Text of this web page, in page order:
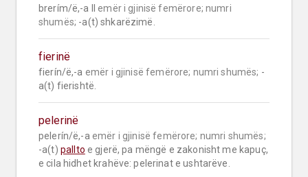
brerím/ë,-a II emër i gjinisë femërore; numri
shumës; -a(t) shkarëzimë.
fierinë
fierín/ë,-a emër i gjinisë femërore; numri shumës; -
a(t) fierishtë.
pelerinë
pelerín/ë,-a emër i gjinisë femërore; numri shumës;
-a(t) pallto e gjerë, pa mëngë e zakonisht me kapuç,
e cila hidhet krahëve: pelerinat e ushtarëve.